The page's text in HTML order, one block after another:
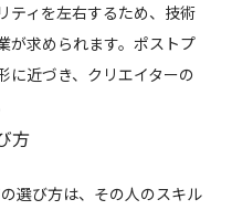
ティを左右するため、技術
が求められます。ポストプ
に近づき、クリエイターの
方
選び方は、その人のスキル